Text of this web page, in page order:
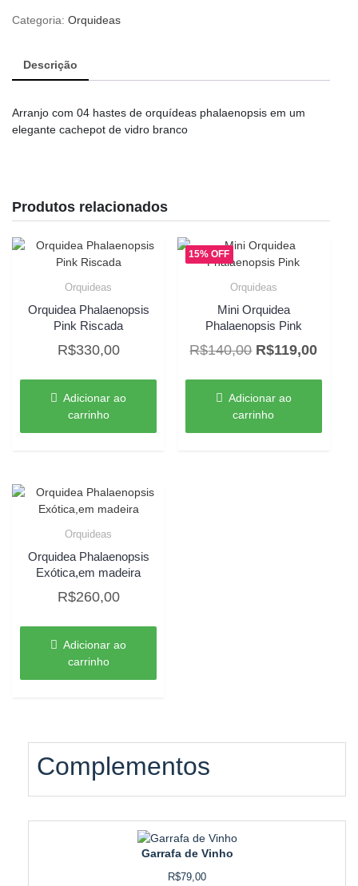
quantity
Categoria: Orquideas
Descrição
Arranjo com 04 hastes de orquídeas phalaenopsis em um
elegante cachepot de vidro branco
Produtos relacionados
Orquideas
Orquidea Phalaenopsis
Pink Riscada
R$330,00
Adicionar ao
carrinho
15% OFF
Orquideas
Mini Orquidea
Phalaenopsis Pink
R$140,00 O
original
era:
R$140,00.
R$119,00O
Adicionar ao
carrinho
Orquideas
Orquidea Phalaenopsis
Exótica,em madeira
R$260,00
Adicionar ao
carrinho
Complementos
Garrafa de Vinho
R$79,00